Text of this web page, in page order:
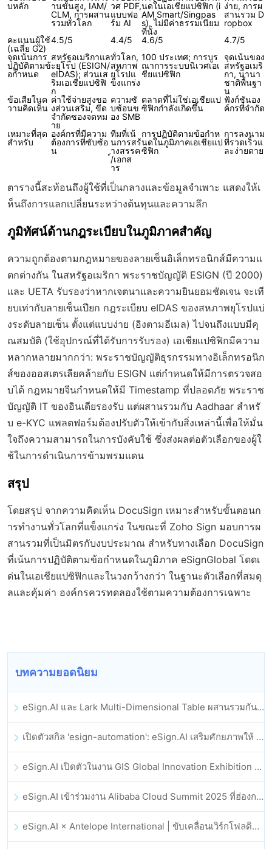
บหลัก
านขั้นสูง, IAM/
CLM, การผสาน
รวมทั่วโลก
วศ PDF,
แบบฟอ
ร์ม AI
นดในเอเชียแปซิฟิก (i
AM Smart/Singpas
s), ไม่มีค่าธรรมเนียม
ที่นั่ง
ง่าย, การผ
สานรวม D
ropbox
คะแนนผู้ใช้
(เฉลี่ย G2)
4.5/5 4.4/5 4.6/5
4.7/5
จุดเน้นการ
ปฏิบัติตามข้
อกำหนด
สหรัฐอเมริกาแล
ะยุโรป (ESIGN/
eIDAS); ส่วนเส
ริมเอเชียแปซิฟิ
ก
ทั่วโลก,
สหภาพ
ยุโรปแ
ข็งแกร่ง
100 ประเทศ; การบูร
ณาการระบบนิเวศเอเ
ชียแปซิฟิก
จุดเน้นของ
สหรัฐอเมริ
กา, นานา
ชาติพื้นฐา
น
ข้อเสียในค
วามคิดเห็น
ค่าใช้จ่ายสูงขอ
งส่วนเสริม, ขีด
จำกัดซองจดหม
าย
ความซั
บซ้อนข
อง SMB
ตลาดที่ไม่ใช่เอเชียแป
ซิฟิกกำลังเกิดขึ้น
ฟังก์ชันอง
ค์กรที่จำกัด
เหมาะที่สุด
สำหรับ
องค์กรที่มีความ
ต้องการที่ซับซ้อ
น
ทีมที่เน้
นการสร้
างสรรค
์/เอกส
าร
การปฏิบัติตามข้อกำห
นดในภูมิภาคเอเชียแป
ซิฟิก
การลงนาม
ที่รวดเร็วแ
ละง่ายดาย
ตารางนี้สะท้อนถึงผู้ใช้ที่เป็นกลางและข้อมูลจำเพาะ แสดงให้เ
ห็นถึงการแลกเปลี่ยนระหว่างต้นทุนและความลึก
ภูมิทัศน์ด้านกฎระเบียบในภูมิภาคสำคัญ
ความถูกต้องตามกฎหมายของลายเซ็นอิเล็กทรอนิกส์มีความแ
ตกต่างกัน ในสหรัฐอเมริกา พระราชบัญญัติ ESIGN (ปี 2000)
และ UETA รับรองว่าหากเจตนาและความยินยอมชัดเจน จะเที
ยบเท่ากับลายเซ็นเปียก กฎระเบียบ eIDAS ของสหภาพยุโรปแบ่
งระดับลายเซ็น ตั้งแต่แบบง่าย (อิงตามอีเมล) ไปจนถึงแบบมีคุ
ณสมบัติ (ใช้อุปกรณ์ที่ได้รับการรับรอง) เอเชียแปซิฟิกมีความ
หลากหลายมากกว่า: พระราชบัญญัติธุรกรรมทางอิเล็กทรอนิก
ส์ของออสเตรเลียคล้ายกับ ESIGN แต่กำหนดให้มีการตรวจสอ
บได้ กฎหมายจีนกำหนดให้มี Timestamp ที่ปลอดภัย พระราช
บัญญัติ IT ของอินเดียรองรับ แต่ผสานรวมกับ Aadhaar สำหรั
บ e-KYC แพลตฟอร์มต้องปรับตัวให้เข้ากับสิ่งเหล่านี้เพื่อให้มั่น
ใจถึงความสามารถในการบังคับใช้ ซึ่งส่งผลต่อตัวเลือกของผู้ใ
ช้ในการดำเนินการข้ามพรมแดน
สรุป
โดยสรุป จากความคิดเห็น DocuSign เหมาะสำหรับขั้นตอนก
ารทำงานทั่วโลกที่แข็งแกร่ง ในขณะที่ Zoho Sign มอบการผ
สานรวมที่เป็นมิตรกับงบประมาณ สำหรับทางเลือก DocuSign
ที่เน้นการปฏิบัติตามข้อกำหนดในภูมิภาค eSignGlobal โดดเ
ด่นในเอเชียแปซิฟิกและในวงกว้างกว่า ในฐานะตัวเลือกที่สมดุ
ลและคุ้มค่า องค์กรควรทดลองใช้ตามความต้องการเฉพาะ
บทความยอดนิยม
eSign.AI และ Lark Multi-Dimensional Table ผสานรวมกันอย่างเป็นทางการ: การลงนามและการเก็บถาวรสัญญาอิเล็กทรอนิกส์แบบอัตโนมัติเต็มรูปแบบ
เปิดตัวสกิล 'esign-automation': eSign.AI เสริมศักยภาพให้ OpenClaw ด้วยลายเซ็นอิเล็กทรอนิกส์อัตโนมัติ
eSign.AI เปิดตัวในงาน GIS Global Innovation Exhibition 2025
eSign.AI เข้าร่วมงาน Alibaba Cloud Summit 2025 ที่ฮ่องกง เพื่อขับเคลื่อนนวัตกรรมคลาวด์ที่ขับเคลื่อนด้วย AI และความเชื่อมั่นทางดิจิทัล
eSign.AI × Antelope International | ขับเคลื่อนเวิร์กโฟลดิจิทัลที่ปลอดภัยและขับเคลื่อนด้วย AI